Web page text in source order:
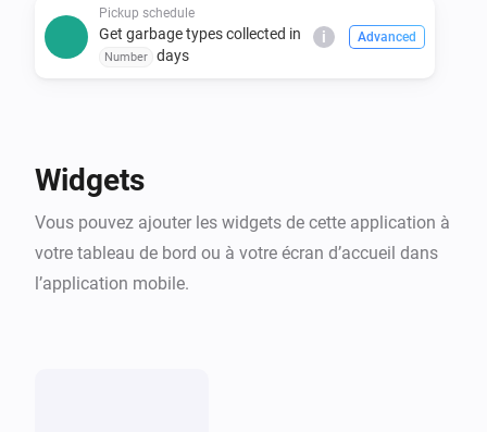
Pickup schedule
Get garbage types collected in
Number days
i Advanced
Widgets
Vous pouvez ajouter les widgets de cette application à
votre tableau de bord ou à votre écran d’accueil dans
l’application mobile.